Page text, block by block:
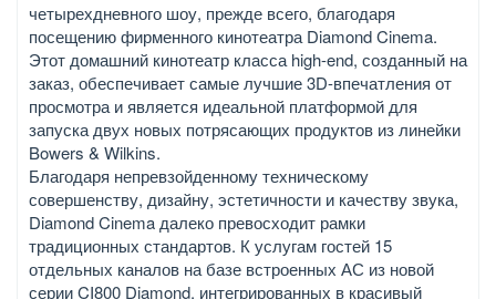
четырехдневного шоу, прежде всего, благодаря
посещению фирменного кинотеатра Diamond Cinema.
Этот домашний кинотеатр класса high-end, созданный на
заказ, обеспечивает самые лучшие 3D-впечатления от
просмотра и является идеальной платформой для
запуска двух новых потрясающих продуктов из линейки
Bowers & Wilkins.
Благодаря непревзойденному техническому
совершенству, дизайну, эстетичности и качеству звука,
Diamond Cinema далеко превосходит рамки
традиционных стандартов. К услугам гостей 15
отдельных каналов на базе встроенных АС из новой
серии CI800 Diamond, интегрированных в красивый